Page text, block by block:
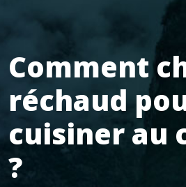
Comment
réchaud
cuisiner au
?